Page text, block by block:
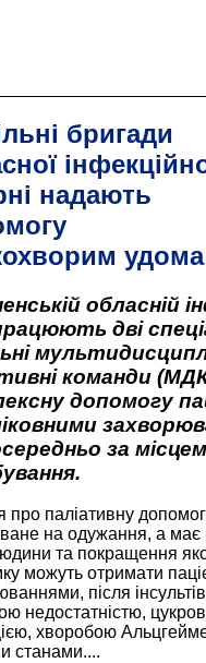
бригади
надають
удома
обласній
дві
команди
допомогу
за
про паліативну
на одужання, а має
та покращення
можуть отримати
після
недостатністю,
хворобою
станами....